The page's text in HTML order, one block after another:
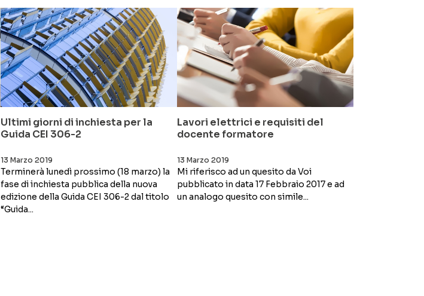
Ultimi giorni di inchiesta per la
Guida CEI 306-2
13 Marzo 2019
Terminerà lunedì prossimo (18 marzo) la
fase di inchiesta pubblica della nuova
edizione della Guida CEI 306-2 dal titolo
“Guida...
Lavori elettrici e requisiti del
docente formatore
13 Marzo 2019
Mi riferisco ad un quesito da Voi
pubblicato in data 17 Febbraio 2017 e ad
un analogo quesito con simile...